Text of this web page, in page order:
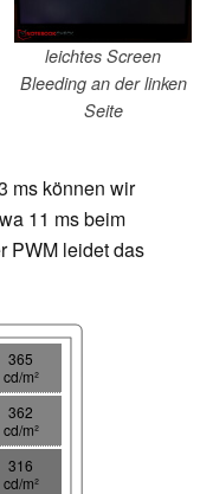
leichtes Screen
Bleeding an der linken
Seite
ms können wir
11 ms beim
PWM leidet das
365
cd/m²
362
cd/m²
316
cd/m²